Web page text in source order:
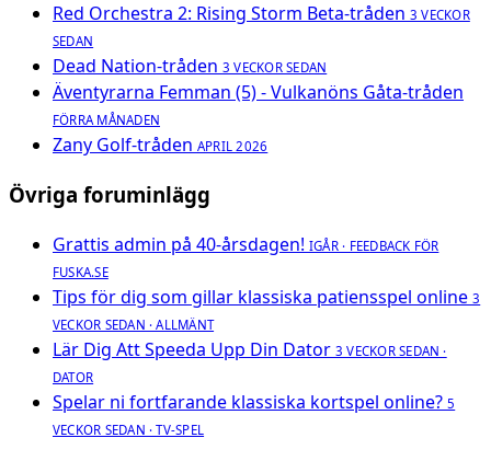
Red Orchestra 2: Rising Storm Beta-tråden 3 VECKOR
SEDAN
Dead Nation-tråden 3 VECKOR SEDAN
Äventyrarna Femman (5) - Vulkanöns Gåta-tråden
FÖRRA MÅNADEN
Zany Golf-tråden APRIL 2026
Övriga foruminlägg
Grattis admin på 40-årsdagen! IGÅR · FEEDBACK FÖR
FUSKA.SE
Tips för dig som gillar klassiska patiensspel online 3
VECKOR SEDAN · ALLMÄNT
Lär Dig Att Speeda Upp Din Dator 3 VECKOR SEDAN ·
DATOR
Spelar ni fortfarande klassiska kortspel online? 5
VECKOR SEDAN · TV-SPEL